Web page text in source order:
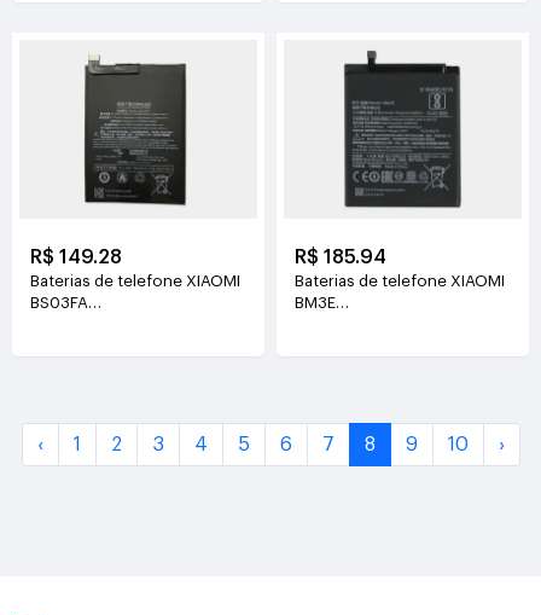
R$ 149.28
Baterias de telefone XIAOMI
BS03FA
R$ 185.94
Baterias de telefone XIAOMI
BM3E
‹ 1 2 3 4 5 6 7 8 9 10 ›